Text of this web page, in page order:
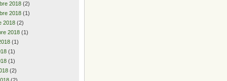
2018 (2)
2018 (1)
2018 (2)
2018 (1)
(1)
(1)
(1)
(2)